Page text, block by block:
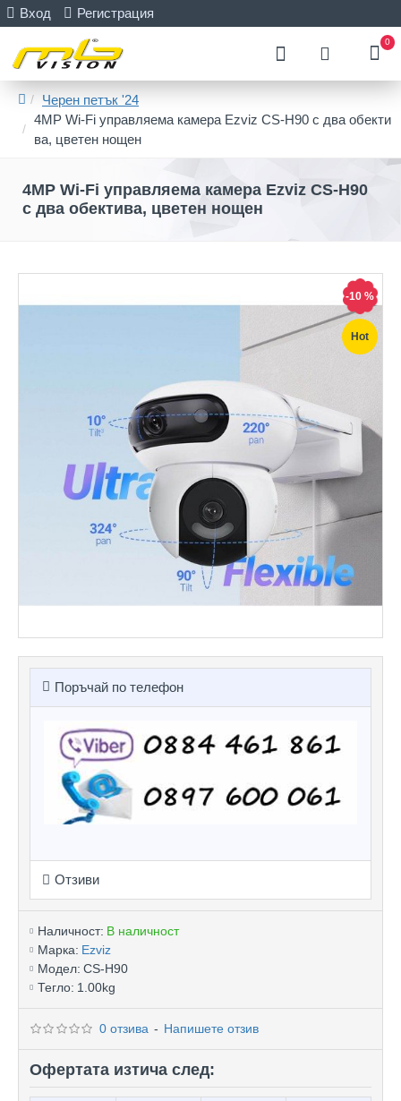
Вход Регистрация
0
Черен петък '24
4MP Wi-Fi управляема камера Ezviz CS-H90 с два обекти
ва, цветен нощен
4MP Wi-Fi управляема камера Ezviz CS-H90
с два обектива, цветен нощен
Hot
-10 %
Поръчай по телефон
Отзиви
Наличност: В наличност
Марка: Ezviz
Модел: CS-H90
Тегло: 1.00kg
0 отзива - Напишете отзив
Офертата изтича след: